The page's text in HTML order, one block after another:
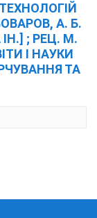
А. Б.
; РЕЦ. М.
І НАУКИ
ТА